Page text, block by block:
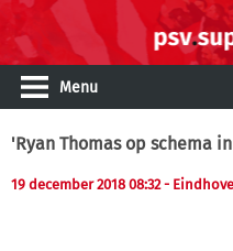
Menu
'Ryan Thomas op schema
19 december 2018 08:32 -